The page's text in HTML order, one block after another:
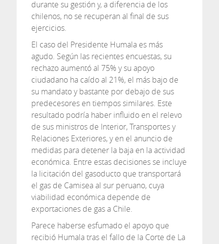
durante su gestión y, a diferencia de los
chilenos, no se recuperan al final de sus
ejercicios.
El caso del Presidente Humala es más
agudo. Según las recientes encuestas, su
rechazo aumentó al 75% y su apoyo
ciudadano ha caído al 21%, el más bajo de
su mandato y bastante por debajo de sus
predecesores en tiempos similares. Este
resultado podría haber influido en el relevo
de sus ministros de Interior, Transportes y
Relaciones Exteriores, y en el anuncio de
medidas para detener la baja en la actividad
económica. Entre estas decisiones se incluye
la licitación del gasoducto que transportará
el gas de Camisea al sur peruano, cuya
viabilidad económica depende de
exportaciones de gas a Chile.
Parece haberse esfumado el apoyo que
recibió Humala tras el fallo de la Corte de La